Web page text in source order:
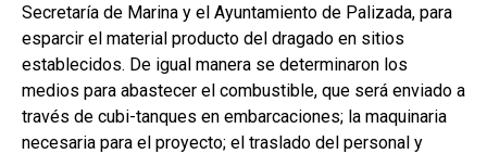
Secretaría de Marina y el Ayuntamiento de Palizada, para
esparcir el material producto del dragado en sitios
establecidos. De igual manera se determinaron los
medios para abastecer el combustible, que será enviado a
través de cubi-tanques en embarcaciones; la maquinaria
necesaria para el proyecto; el traslado del personal y